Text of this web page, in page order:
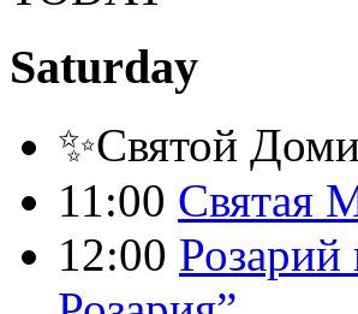
Saturday
✨Святой
11:00 Святая
12:00 Розарий